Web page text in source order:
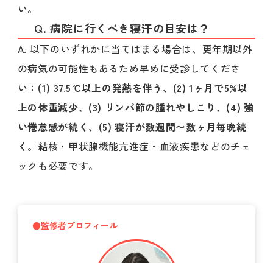
い。
Q. 病院に行くべき寝汗の目安は？
A. 以下のいずれかに当てはまる場合は、更年期以外
の病気の可能性もあるため早めに受診してくださ
い： (1) 37.5℃以上の発熱を伴う、(2) 1ヶ月で5%以
上の体重減少、(3) リンパ節の腫れやしこり、(4) 強
い倦怠感が続く、(5) 寝汗が数週間〜数ヶ月毎晩続
く 。結核・甲状腺機能亢進症・血液疾患などのチェ
ックも必要です。
●監修者プロフィール